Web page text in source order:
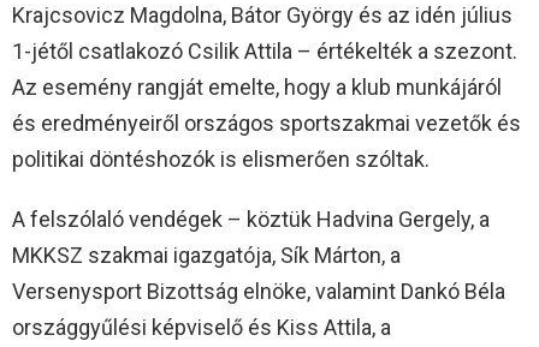
Krajcsovicz Magdolna, Bátor György és az idén július
1-jétől csatlakozó Csilik Attila – értékelték a szezont.
Az esemény rangját emelte, hogy a klub munkájáról
és eredményeiről országos sportszakmai vezetők és
politikai döntéshozók is elismerően szóltak.
A felszólaló vendégek – köztük Hadvina Gergely, a
MKKSZ szakmai igazgatója, Sík Márton, a
Versenysport Bizottság elnöke, valamint Dankó Béla
országgyűlési képviselő és Kiss Attila, a